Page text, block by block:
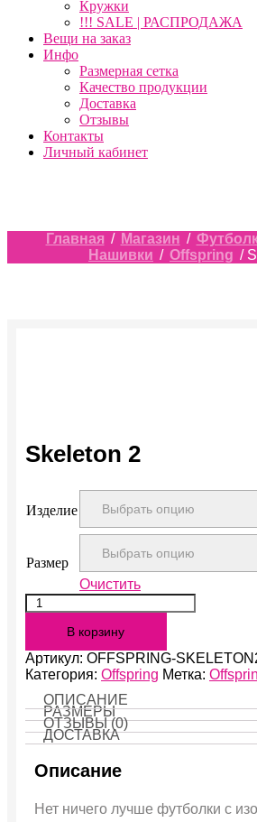
Кружки
!!! SALE | РАСПРОДАЖА
Вещи на заказ
Инфо
Размерная сетка
Качество продукции
Доставка
Отзывы
Контакты
Личный кабинет
Главная / Магазин /
Нашивки / Offspring /
Skeleton 2
Изделие
Размер
Очистить
Количество
Skeleton
В корзину
Артикул: OFFSPRING-
Категория: Offspring Метка:
ОПИСАНИЕ
РАЗМЕРЫ
ОТЗЫВЫ (0)
ДОСТАВКА
Описание
Нет ничего лучше футболки с